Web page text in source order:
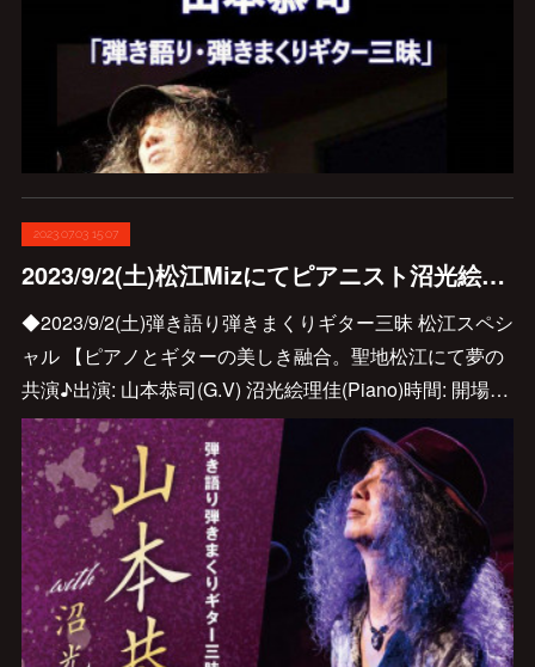
2023.07.03 15:07
2023/9/2(土)松江Mizにてピアニスト沼光絵理佳さんとの再共演決定しました♪
◆2023/9/2(土)弾き語り弾きまくりギター三昧 松江スペシ
ャル 【ピアノとギターの美しき融合。聖地松江にて夢の
共演♪出演: 山本恭司(G.V) 沼光絵理佳(Piano)時間: 開場…